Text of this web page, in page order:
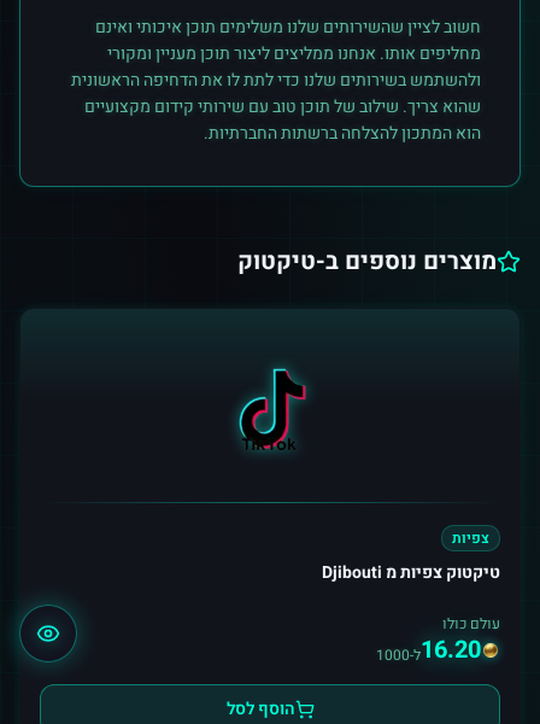
חשוב לציין שהשירותים שלנו משלימים תוכן איכותי ואינם
מחליפים אותו. אנחנו ממליצים ליצור תוכן מעניין ומקורי
ולהשתמש בשירותים שלנו כדי לתת לו את הדחיפה הראשונית
שהוא צריך. שילוב של תוכן טוב עם שירותי קידום מקצועיים
הוא המתכון להצלחה ברשתות החברתיות.
מוצרים נוספים ב-טיקטוק
צפיות
טיקטוק צפיות מ Djibouti
עולם כולו
16.20ל-1000
הוסף לסל